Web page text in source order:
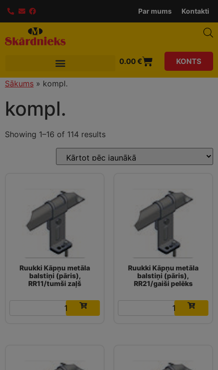
Par mums Kontakti
0.00€ KONTS
Sākums » kompl.
kompl.
Showing 1–16 of 114 results
Ruukki Kāpņu metāla
balstiņi (pāris),
RR11/tumši zaļš
€
Ruukki Kāpņu metāla
balstiņi (pāris),
RR21/gaiši pelēks
€